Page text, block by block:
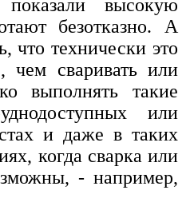
высокую
безотказно. А
что технически это
чем сваривать или
выполнять такие
или
и даже в таких
когда сварка или
- например,